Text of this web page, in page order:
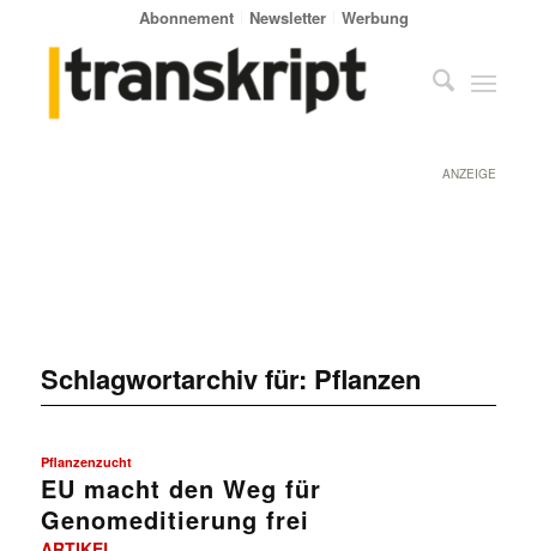
Abonnement Newsletter Werbung
ANZEIGE
Schlagwortarchiv für: Pflanzen
Pflanzenzucht
EU macht den Weg für
Genomeditierung frei